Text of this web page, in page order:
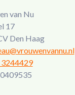
van Nu
17
Den Haag